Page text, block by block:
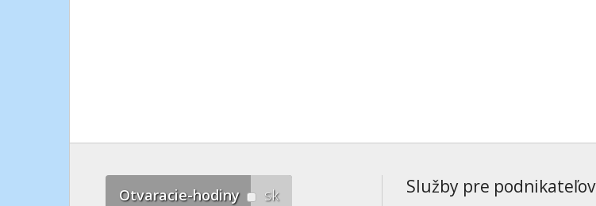
Otvaracie-hodiny sk Služby pre podnikateľov